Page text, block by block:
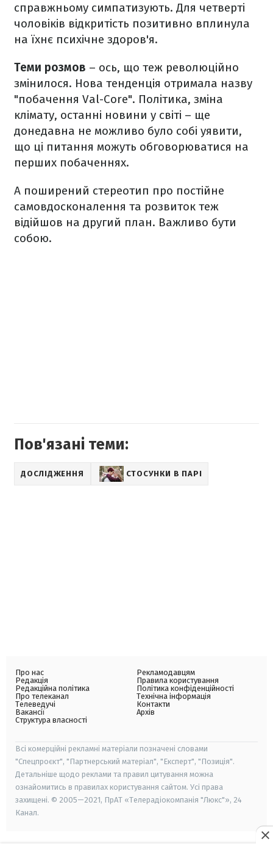
справжньому симпатизують. Для четверті
чоловіків відкритість позитивно вплинула
на їхнє психічне здоров'я.
Теми розмов – ось, що теж революційно
змінилося. Нова тенденція отримала назву
"побачення Val-Core". Політика, зміна
клімату, останні новини у світі – ще
донедавна не можливо було собі уявити,
що ці питання можуть обговорюватися на
перших побаченнях.
А поширений стереотип про постійне
самовдосконалення та розвиток теж
відійшов на другий план. Важливо бути
собою.
Пов'язані теми:
ДОСЛІДЖЕННЯ СТОСУНКИ В ПАРІ
Про нас
Редакція
Редакційна політика
Про телеканал
Телеведучі
Вакансії
Структура власності
Рекламодавцям
Правила користування
Політика конфіденційності
Технічна інформація
Контакти
Архів
Всі комерційні рекламні матеріали позначені словами
"Спецпроєкт", "Партнерський матеріал", "Експерт", "Позиція".
Детальніше щодо реклами та правил цитування можна
ознайомитись в правилах користування сайтом. Усі права
захищені. © 2005—2021, ПрАТ «Телерадіокомпанія "Люкс"», 24
Канал.